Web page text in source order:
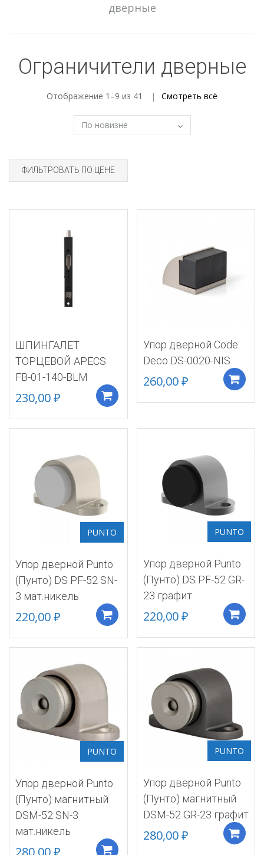
дверные
Ограничители дверные
Отображение 1–9 из 41 Смотреть всё
ФИЛЬТРОВАТЬ ПО ЦЕНЕ
ШПИНГАЛЕТ
ТОРЦЕВОЙ APECS
FB-01-140-BLM
230,00₽
Упор дверной Code
Deco DS-0020-NIS
260,00₽
PUNTO
Упор дверной Punto
(Пунто) DS PF-52 SN-
3 мат.никель
220,00₽ Добавить в корзину
PUNTO
Упор дверной Punto
(Пунто) DS PF-52 GR-
23 графит
220,00₽
PUNTO
Упор дверной Punto
(Пунто) магнитный
DSM-52 SN-3
мат.никель
280,00₽
PUNTO
Упор дверной Punto
(Пунто) магнитный
DSM-52 GR-23 графит
280,00₽